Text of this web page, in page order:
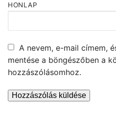
HONLAP
A nevem, e-mail címem,
mentése a böngészőben a
hozzászólásomhoz.